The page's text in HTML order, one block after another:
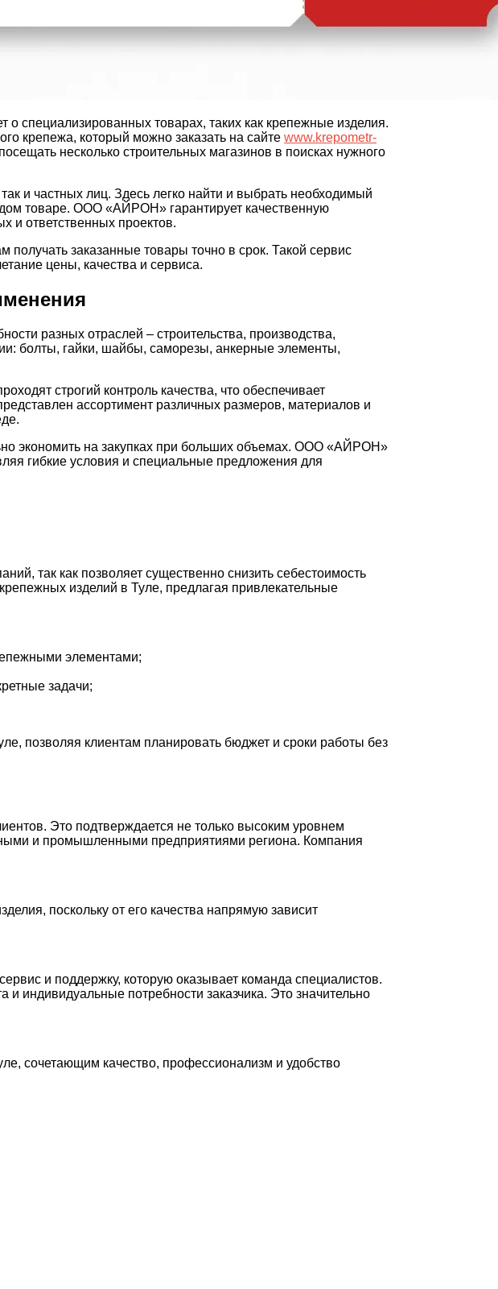
о специализированных товарах, таких как крепежные изделия.
крепежа, который можно заказать на сайте www.krepometr-
несколько строительных магазинов в поисках нужного
и частных лиц. Здесь легко найти и выбрать необходимый
товаре. ООО «АЙРОН» гарантирует качественную
и ответственных проектов.
получать заказанные товары точно в срок. Такой сервис
цены, качества и сервиса.
разных отраслей – строительства, производства,
болты, гайки, шайбы, саморезы, анкерные элементы,
строгий контроль качества, что обеспечивает
ассортимент различных размеров, материалов и
экономить на закупках при больших объемах. ООО «АЙРОН»
гибкие условия и специальные предложения для
так как позволяет существенно снизить себестоимость
изделий в Туле, предлагая привлекательные
элементами;
задачи;
позволяя клиентам планировать бюджет и сроки работы без
Это подтверждается не только высоким уровнем
и промышленными предприятиями региона. Компания
поскольку от его качества напрямую зависит
и поддержку, которую оказывает команда специалистов.
индивидуальные потребности заказчика. Это значительно
сочетающим качество, профессионализм и удобство